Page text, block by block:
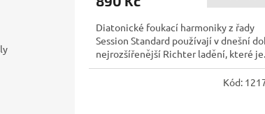
Diatonické foukací harmoniky z řady
Session Standard používají v dnešní
nejrozšířenější Richter ladění, které
Kód: